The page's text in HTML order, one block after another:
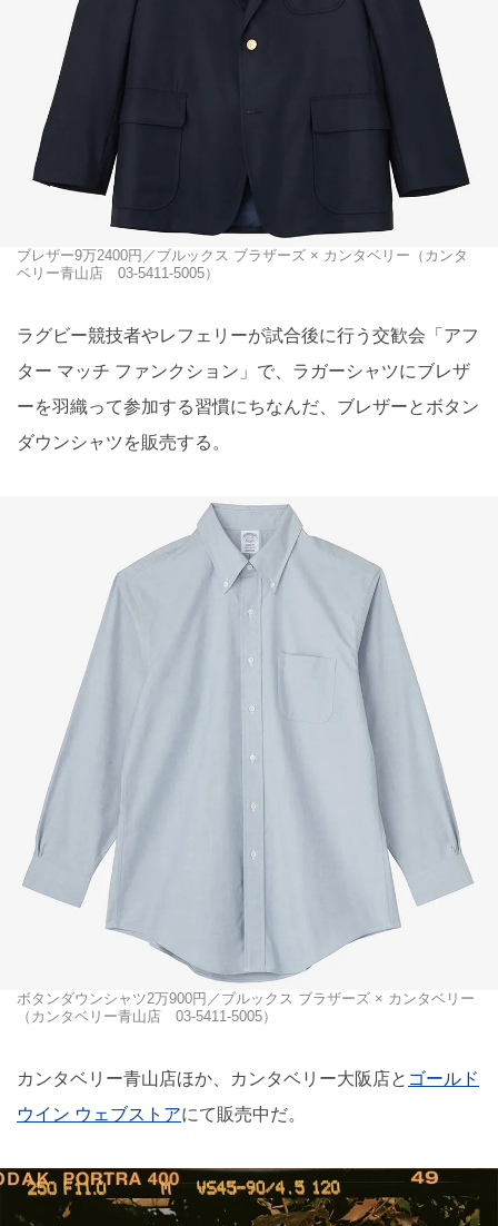
ブレザー9万2400円／ブルックス ブラザーズ × カンタベリー（カンタ
ベリー⻘山店 03-5411-5005）
ラグビー競技者やレフェリーが試合後に行う交歓会「アフ
ター マッチ ファンクション」で、ラガーシャツにブレザ
ーを羽織って参加する習慣にちなんだ、ブレザーとボタン
ダウンシャツを販売する。
ボタンダウンシャツ2万900円／ブルックス ブラザーズ × カンタベリー
（カンタベリー⻘山店 03-5411-5005）
カンタベリー⻘山店ほか、カンタベリー大阪店と ゴールド
ウイン ウェブストアにて販売中だ。